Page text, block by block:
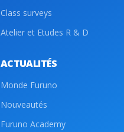
Class surveys
Atelier et Etudes R & D
ACTUALITÉS
Monde Furuno
Nouveautés
Furuno Academy